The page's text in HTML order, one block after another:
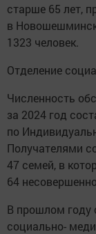
старше 65 лет,
в
1323 человек.
Отделение
Численность
за 2024 год
по
Получателями
47 семей, в
64
В прошлом году
социально-